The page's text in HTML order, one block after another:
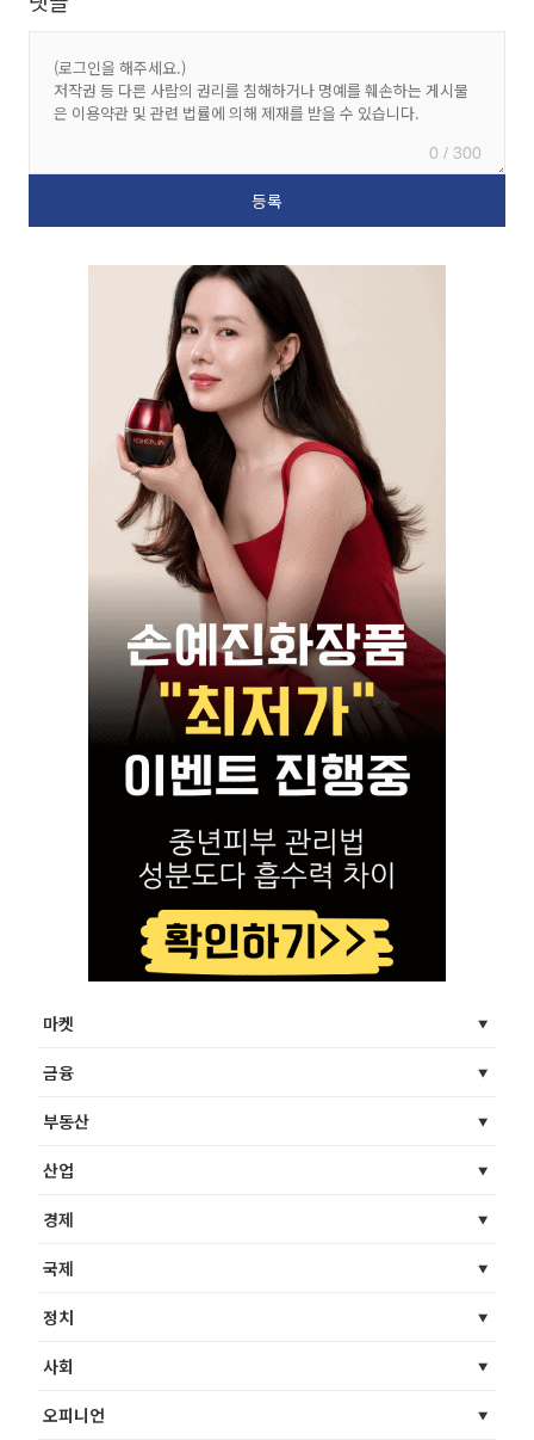
0 / 300
마켓
금융
부동산
산업
경제
국제
정치
사회
오피니언